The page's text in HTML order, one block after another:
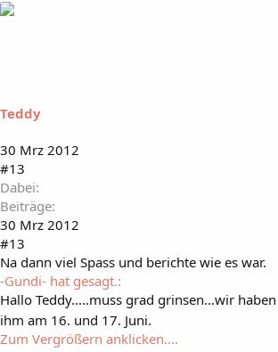
Teddy
30 Mrz 2012
#13
Dabei
Beiträge
30 Mrz 2012
#13
Na dann viel Spass und berichte wie es war.
-Gundi- hat gesagt.:
Hallo Teddy.....muss grad grinsen...wir
ihm am 16. und 17. Juni.
Zum Vergrößern anklicken....